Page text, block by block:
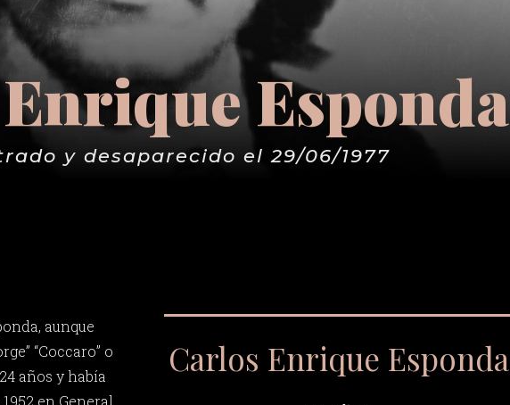
Esponda
y desaparecido el 29/06/1977
aunque
“Coccaro” o
años y había
en General
Carlos Enrique Esponda